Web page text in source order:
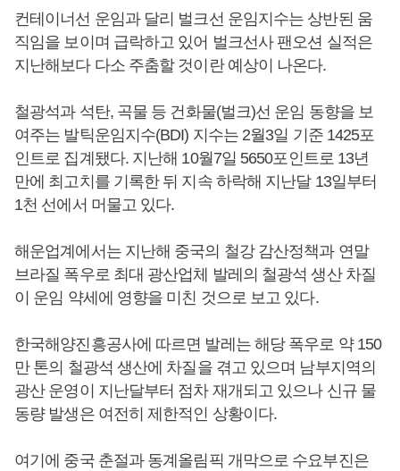
컨테이너선 운임과 달리 벌크선 운임지수는 상반된 움
직임을 보이며 급락하고 있어 벌크선사 팬오션 실적은
지난해보다 다소 주춤할 것이란 예상이 나온다.
철광석과 석탄, 곡물 등 건화물(벌크)선 운임 동향을 보
여주는 발틱운임지수(BDI) 지수는 2월3일 기준 1425포
인트로 집계됐다. 지난해 10월7일 5650포인트로 13년
만에 최고치를 기록한 뒤 지속 하락해 지난달 13일부터
1천 선에서 머물고 있다.
해운업계에서는 지난해 중국의 철강 감산정책과 연말
브라질 폭우로 최대 광산업체 발레의 철광석 생산 차질
이 운임 약세에 영향을 미친 것으로 보고 있다.
한국해양진흥공사에 따르면 발레는 해당 폭우로 약 150
만 톤의 철광석 생산에 차질을 겪고 있으며 남부지역의
광산 운영이 지난달부터 점차 재개되고 있으나 신규 물
동량 발생은 여전히 제한적인 상황이다.
여기에 중국 춘절과 동계올림픽 개막으로 수요부진은